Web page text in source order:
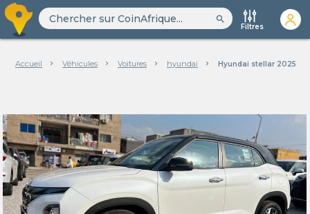
search
Filtres
Accueil Véhicules Voitures hyundai Hyundai stellar 2025